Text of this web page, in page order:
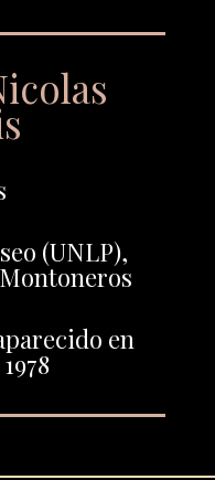
(UNLP),
en